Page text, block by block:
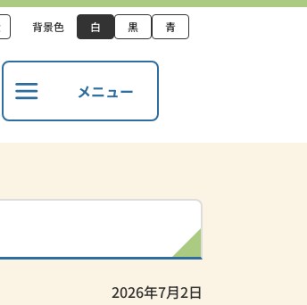
背景色 白 黒 青
メニュー
2026年7月2日